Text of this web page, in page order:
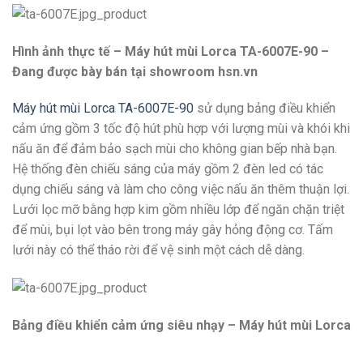
Hình ảnh thực tế – Máy hút mùi Lorca TA-6007E-90 –
Đang được bày bán tại showroom hsn.vn
Máy hút mùi Lorca TA-6007E-90 sử dụng bảng điều khiển
cảm ứng gồm 3 tốc độ hút phù hợp với lượng mùi và khói khi
nấu ăn để đảm bảo sạch mùi cho không gian bếp nhà bạn.
Hệ thống đèn chiếu sáng của máy gồm 2 đèn led có tác
dụng chiếu sáng và làm cho công việc nấu ăn thêm thuận lợi.
Lưới lọc mỡ bằng hợp kim gồm nhiều lớp để ngăn chặn triệt
để mùi, bụi lọt vào bên trong máy gây hỏng động cơ. Tấm
lưới này có thể tháo rời để vệ sinh một cách dễ dàng.
Bảng điều khiển cảm ứng siêu nhạy – Máy hút mùi Lorca